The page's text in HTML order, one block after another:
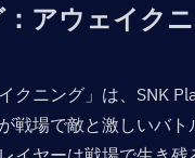
：アウェイク
クニング」は、SNK
戦場で敵と激しいバ